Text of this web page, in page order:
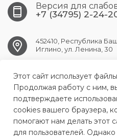
Версия для
+7 (34795) 2-24-
452410, Республика
Иглино, ул. Ленина, 30
iglino.crb@doctorrb.ru
ГБУЗ РБ Иглинская ЦРБ
Этот сайт использует
Продолжая работу с ним,
подтверждаете
cookies вашего браузера,
помогают нам делать этот
для пользователей.